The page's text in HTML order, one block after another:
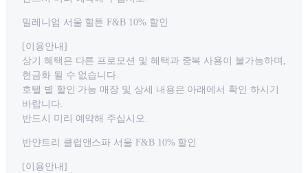
밀레니엄 서울 힐튼 F&B 10% 할인
[이용안내]
상기 혜택은 다른 프로모션 및 혜택과 중복 사용이 불가능하며,
현금화 될 수 없습니다.
호텔 별 할인 가능 매장 및 상세 내용은 아래에서 확인 하시기
바랍니다.
반드시 미리 예약해 주십시오.
반얀트리 클럽앤스파 서울 F&B 10% 할인
[이용안내]